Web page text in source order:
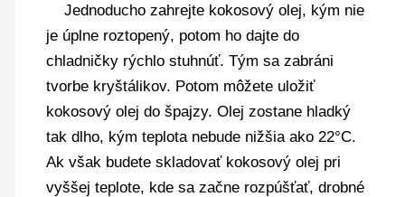
Jednoducho zahrejte kokosový olej, kým nie
je úplne roztopený, potom ho dajte do
chladničky rýchlo stuhnúť. Tým sa zabráni
tvorbe kryštálikov. Potom môžete uložiť
kokosový olej do špajzy. Olej zostane hladký
tak dlho, kým teplota nebude nižšia ako 22°C.
Ak však budete skladovať kokosový olej pri
vyššej teplote, kde sa začne rozpúšťať, drobné